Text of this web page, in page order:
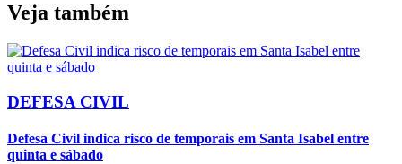
Veja também
DEFESA CIVIL
Defesa Civil indica risco de temporais em Santa Isabel entre
quinta e sábado